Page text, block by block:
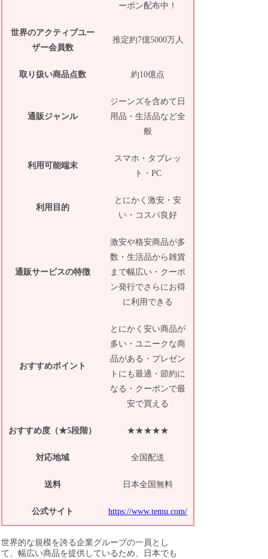
ーポン配布中！
世界のアクティブユー
ザー会員数
推定約7億5000万人
取り扱い商品点数 約10億点
通販ジャンル
ジーンズを含めて日
用品・生活品など全
般
利用可能端末
スマホ・タブレッ
ト・PC
利用目的
とにかく激安・安
い・コスパ良好
通販サービスの特徴
激安や格安商品が多
数・生活品から雑貨
まで幅広い・クーポ
ン発行でさらにお得
に利用できる
おすすめポイント
とにかく安い商品が
多い・ユニークな商
品がある・プレゼン
トにも最適・節約に
なる・クーポンで最
安で買える
おすすめ度（★5段階） ★★★★★
対応地域 全国配送
送料 日本全国無料
公式サイト https://www.temu.com/
世界的な規模を誇る企業グループの一員とし
て、幅広い商品を提供しているため、日本でも